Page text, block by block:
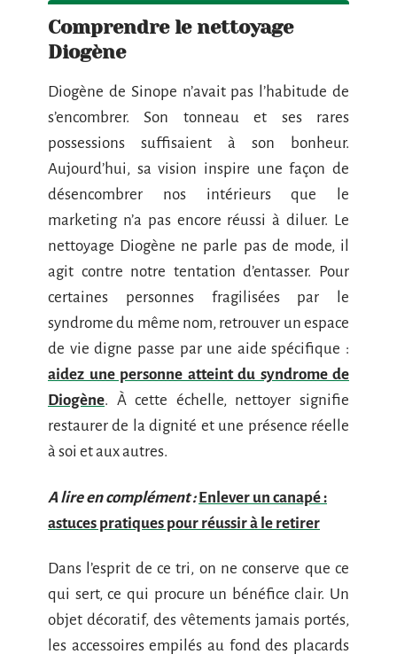
Comprendre le nettoyage
Diogène
Diogène de Sinope n’avait pas l’habitude de
s’encombrer. Son tonneau et ses rares
possessions suffisaient à son bonheur.
Aujourd’hui, sa vision inspire une façon de
désencombrer nos intérieurs que le
marketing n’a pas encore réussi à diluer. Le
nettoyage Diogène ne parle pas de mode, il
agit contre notre tentation d’entasser. Pour
certaines personnes fragilisées par le
syndrome du même nom, retrouver un espace
de vie digne passe par une aide spécifique :
aidez une personne atteint du syndrome de
Diogène. À cette échelle, nettoyer signifie
restaurer de la dignité et une présence réelle
à soi et aux autres.
A lire en complément : Enlever un canapé :
astuces pratiques pour réussir à le retirer
Dans l’esprit de ce tri, on ne conserve que ce
qui sert, ce qui procure un bénéfice clair. Un
objet décoratif, des vêtements jamais portés,
les accessoires empilés au fond des placards